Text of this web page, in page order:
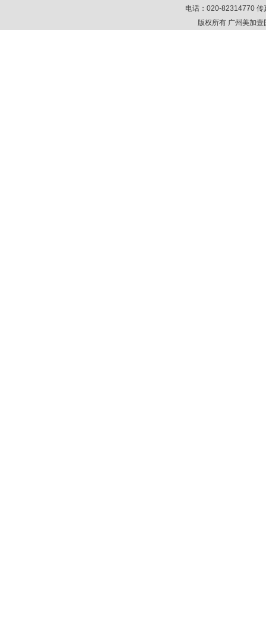
电话：020-82314770
版权所有 广州美加